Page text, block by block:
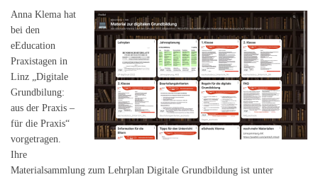
Anna Klema hat
bei den
eEducation
Praxistagen in
Linz „Digitale
Grundbilung:
aus der Praxis –
für die Praxis“
vorgetragen.
Ihre
Materialsammlung zum Lehrplan Digitale Grundbildung ist unter